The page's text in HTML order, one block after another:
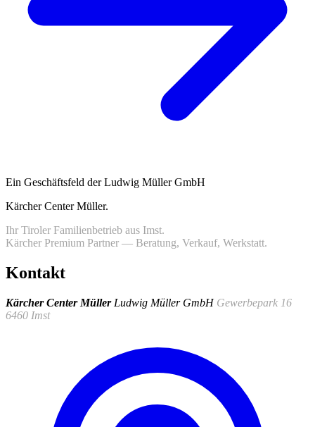
Ein Geschäftsfeld der Ludwig Müller GmbH
Kärcher Center Müller.
Ihr Tiroler Familienbetrieb aus Imst.
Kärcher Premium Partner — Beratung, Verkauf, Werkstatt.
Kontakt
Kärcher Center Müller Ludwig Müller GmbH Gewerbepark 16
6460 Imst